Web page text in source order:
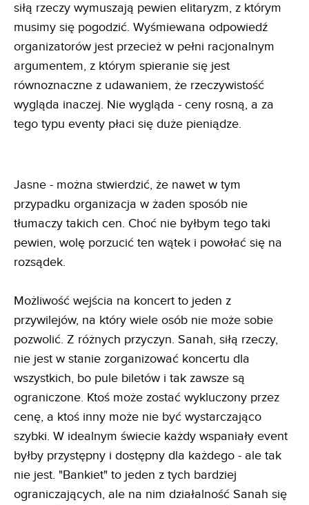
siłą rzeczy wymuszają pewien elitaryzm, z którym
musimy się pogodzić. Wyśmiewana odpowiedź
organizatorów jest przecież w pełni racjonalnym
argumentem, z którym spieranie się jest
równoznaczne z udawaniem, że rzeczywistość
wygląda inaczej. Nie wygląda - ceny rosną, a za
tego typu eventy płaci się duże pieniądze.
Jasne - można stwierdzić, że nawet w tym
przypadku organizacja w żaden sposób nie
tłumaczy takich cen. Choć nie byłbym tego taki
pewien, wolę porzucić ten wątek i powołać się na
rozsądek.
Możliwość wejścia na koncert to jeden z
przywilejów, na który wiele osób nie może sobie
pozwolić. Z różnych przyczyn. Sanah, siłą rzeczy,
nie jest w stanie zorganizować koncertu dla
wszystkich, bo pule biletów i tak zawsze są
ograniczone. Ktoś może zostać wykluczony przez
cenę, a ktoś inny może nie być wystarczająco
szybki. W idealnym świecie każdy wspaniały event
byłby przystępny i dostępny dla każdego - ale tak
nie jest. "Bankiet" to jeden z tych bardziej
ograniczających, ale na nim działalność Sanah się